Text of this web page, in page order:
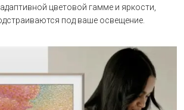
цветовой гамме и яркости,
под ваше освещение.